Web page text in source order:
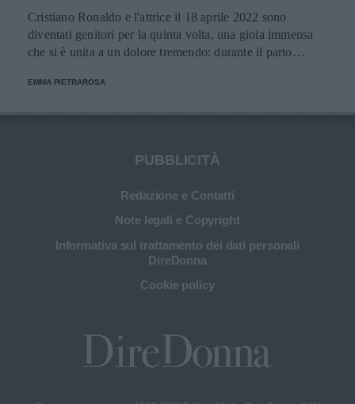
Cristiano Ronaldo e l'attrice il 18 aprile 2022 sono
diventati genitori per la quinta volta, una gioia immensa
che si è unita a un dolore tremendo: durante il parto
pubblica degli scatti molto teneri e svela il nome della
EMMA PIETRAROSA
PUBBLICITÀ
Redazione e Contatti
Note legali e Copyright
Informativa sul trattamento dei dati personali
DireDonna
Cookie policy